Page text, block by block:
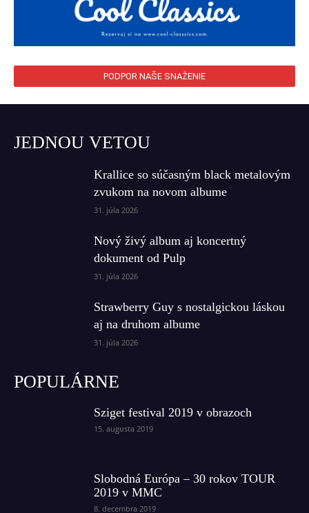
PODPOR NAŠE SNAŽENIE
JEDNOU VETOU
Krallice so súčasným black metalovým
zvukom na novom albume
31. júla 2026
Nový živý album aj koncertný
dokument od Pulp
31. júla 2026
Strawberry Guy s nostalgickou láskou
aj na druhom albume
31. júla 2026
POPULÁRNE
Sziget festival 2019 v obrazoch
15. augusta 2019
Slobodná Európa – 30 rokov TOUR
2019 v MMC
8. decembra 2019